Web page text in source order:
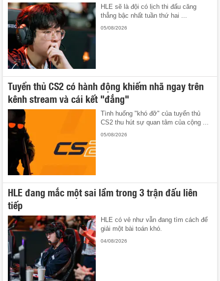
HLE sẽ là đội có lịch thi đấu căng
thẳng bậc nhất tuần thứ hai ...
05/08/2026
Tuyển thủ CS2 có hành động khiếm nhã ngay trên
kênh stream và cái kết "đắng"
Tình huống "khó đỡ" của tuyển thủ
CS2 thu hút sự quan tâm của cộng ...
05/08/2026
HLE đang mắc một sai lầm trong 3 trận đấu liên
tiếp
HLE có vẻ như vẫn đang tìm cách để
giải một bài toán khó.
04/08/2026